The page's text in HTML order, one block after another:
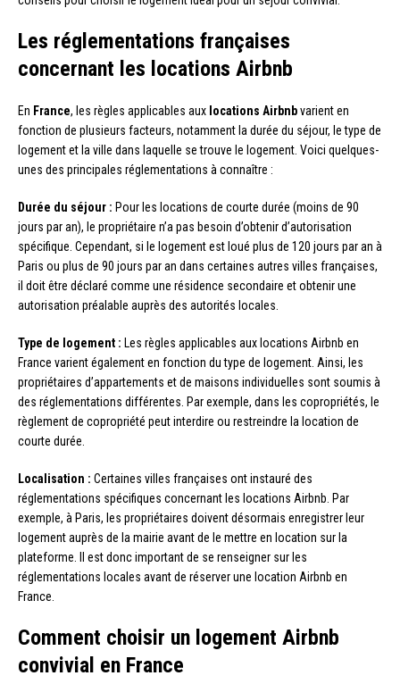
Les réglementations françaises
concernant les locations Airbnb
En France, les règles applicables aux locations Airbnbvarient en
fonction de plusieurs facteurs, notamment la durée du séjour, le type de
logement et la ville dans laquelle se trouve le logement. Voici quelques-
unes des principales réglementations à connaître :
Durée du séjour : Pour les locations de courte durée (moins de 90
jours par an), le propriétaire n’a pas besoin d’obtenir d’autorisation
spécifique. Cependant, si le logement est loué plus de 120 jours par an à
Paris ou plus de 90 jours par an dans certaines autres villes françaises,
il doit être déclaré comme une résidence secondaire et obtenir une
autorisation préalable auprès des autorités locales.
Type de logement : Les règles applicables aux locations Airbnb en
France varient également en fonction du type de logement. Ainsi, les
propriétaires d’appartements et de maisons individuelles sont soumis à
des réglementations différentes. Par exemple, dans les copropriétés, le
règlement de copropriété peut interdire ou restreindre la location de
courte durée.
Localisation : Certaines villes françaises ont instauré des
réglementations spécifiques concernant les locations Airbnb. Par
exemple, à Paris, les propriétaires doivent désormais enregistrer leur
logement auprès de la mairie avant de le mettre en location sur la
plateforme. Il est donc important de se renseigner sur les
réglementations locales avant de réserver une location Airbnb en
France.
Comment choisir un logement Airbnb
convivial en France